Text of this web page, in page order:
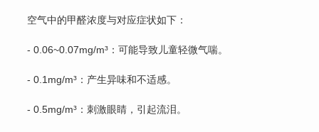
空气中的甲醛浓度与对应症状如下：
- 0.06~0.07mg/m³：可能导致儿童轻微气喘。
- 0.1mg/m³：产生异味和不适感。
- 0.5mg/m³：刺激眼睛，引起流泪。